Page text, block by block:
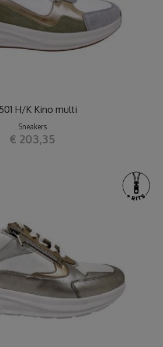
H/K Kino multi
Sneakers
€ 203,35